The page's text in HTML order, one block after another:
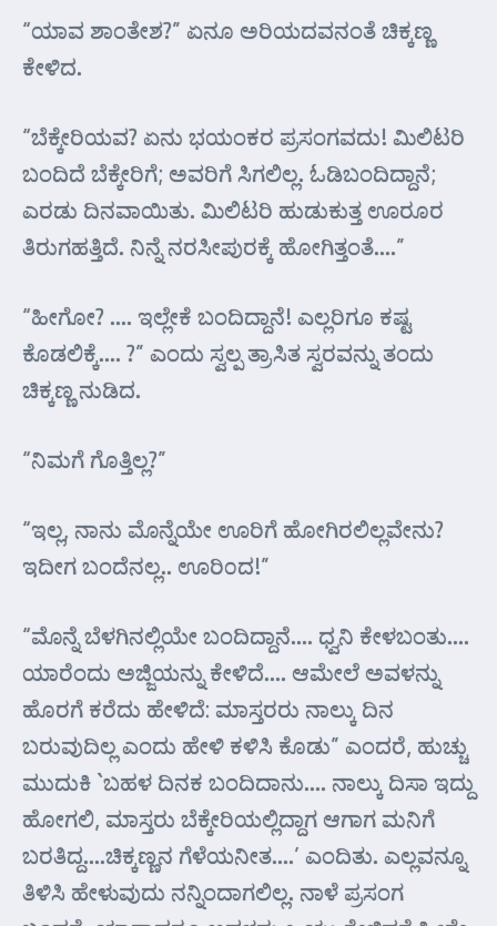
“ಯಾವ ಶಾಂತೇಶ?” ಏನೂ ಅರಿಯದವನಂತೆ ಚಿಕ್ಕಣ್ಣ
ಕೇಳಿದ.
“ಬೆಕ್ಕೇರಿಯವ? ಏನು ಭಯಂಕರ ಪ್ರಸಂಗವದು! ಮಿಲಿಟರಿ
ಬಂದಿದೆ ಬೆಕ್ಕೇರಿಗೆ; ಅವರಿಗೆ ಸಿಗಲಿಲ್ಲ. ಓಡಿಬಂದಿದ್ದಾನೆ;
ಎರಡು ದಿನವಾಯಿತು. ಮಿಲಿಟರಿ ಹುಡುಕುತ್ತ ಊರೂರ
ತಿರುಗಹತ್ತಿದೆ. ನಿನ್ನೆ ನರಸೀಪುರಕ್ಕೆ ಹೋಗಿತ್ತಂತೆ….”
“ಹೀಗೋ? …. ಇಲ್ಲೇಕೆ ಬಂದಿದ್ದಾನೆ! ಎಲ್ಲರಿಗೂ ಕಷ್ಟ
ಕೊಡಲಿಕ್ಕೆ…. ?” ಎಂದು ಸ್ವಲ್ಪ ತ್ರಾಸಿತ ಸ್ವರವನ್ನು ತಂದು
ಚಿಕ್ಕಣ್ಣ ನುಡಿದ.
“ನಿಮಗೆ ಗೊತ್ತಿಲ್ಲ?”
“ಇಲ್ಲ, ನಾನು ಮೊನ್ನೆಯೇ ಊರಿಗೆ ಹೋಗಿರಲಿಲ್ಲವೇನು?
ಇದೀಗ ಬಂದೆನಲ್ಲ.. ಊರಿ೦ದ!”
“ಮೊನ್ನೆ ಬೆಳಗಿನಲ್ಲಿಯೇ ಬಂದಿದ್ದಾನೆ…. ಧ್ವನಿ ಕೇಳಬಂತು….
ಯಾರೆಂದು ಅಜ್ಜಿಯನ್ನು ಕೇಳಿದೆ…. ಆಮೇಲೆ ಅವಳನ್ನು
ಹೊರಗೆ ಕರೆದು ಹೇಳಿದೆ: ಮಾಸ್ತರರು ನಾಲ್ಕು ದಿನ
ಬರುವುದಿಲ್ಲ ಎಂದು ಹೇಳಿ ಕಳಿಸಿ ಕೊಡು” ಎಂದರೆ, ಹುಚ್ಚು
ಮುದುಕಿ `ಬಹಳ ದಿನಕ ಬಂದಿದಾನು…. ನಾಲ್ಕು ದಿಸಾ ಇದ್ದು
ಹೋಗಲಿ, ಮಾಸ್ತರು ಬೆಕ್ಕೇರಿಯಲ್ಲಿದ್ದಾಗ ಆಗಾಗ ಮನಿಗೆ
ಬರತಿದ್ದ….ಚಿಕ್ಕಣ್ಣನ ಗೆಳೆಯನೀತ….’ ಎಂದಿತು. ಎಲ್ಲವನ್ನೂ
ತಿಳಿಸಿ ಹೇಳುವುದು ನನ್ನಿಂದಾಗಲಿಲ್ಲ. ನಾಳೆ ಪ್ರಸಂಗ